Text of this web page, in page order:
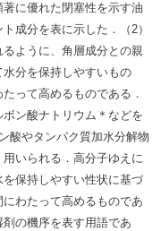
に優れた閉塞性を示す油
成分を表に示した．（2）
るように、角層成分との親
分を保持しやすいもの
って高めるものである．
ン酸ナトリウム＊などを
酸やタンパク質加水分解物
いられる．高分子ゆえに
保持しやすい性状に基づ
わたって高めるものであ
の機序を表す用語であ